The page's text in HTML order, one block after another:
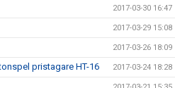
2017-03-30 16:47
2017-03-29 15:08
2017-03-26 18:09
pristagare HT-16 2017-03-24 18:28